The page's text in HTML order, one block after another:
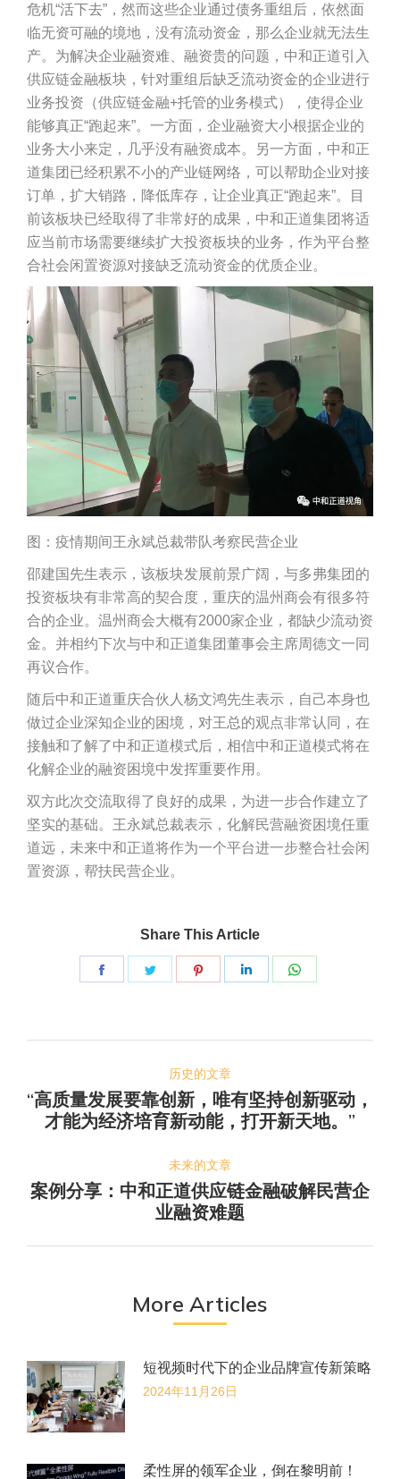
危机“活下去”，然而这些企业通过债务重组后，依然面
临无资可融的境地，没有流动资金，那么企业就无法生
产。为解决企业融资难、融资贵的问题，中和正道引入
供应链金融板块，针对重组后缺乏流动资金的企业进行
业务投资（供应链金融+托管的业务模式），使得企业
能够真正“跑起来”。一方面，企业融资大小根据企业的
业务大小来定，几乎没有融资成本。另一方面，中和正
道集团已经积累不小的产业链网络，可以帮助企业对接
订单，扩大销路，降低库存，让企业真正“跑起来”。目
前该板块已经取得了非常好的成果，中和正道集团将适
应当前市场需要继续扩大投资板块的业务，作为平台整
合社会闲置资源对接缺乏流动资金的优质企业。
图：疫情期间王永斌总裁带队考察民营企业
邵建国先生表示，该板块发展前景广阔，与多弗集团的
投资板块有非常高的契合度，重庆的温州商会有很多符
合的企业。温州商会大概有2000家企业，都缺少流动资
金。并相约下次与中和正道集团董事会主席周德文一同
再议合作。
随后中和正道重庆合伙人杨文鸿先生表示，自己本身也
做过企业深知企业的困境，对王总的观点非常认同，在
接触和了解了中和正道模式后，相信中和正道模式将在
化解企业的融资困境中发挥重要作用。
双方此次交流取得了良好的成果，为进一步合作建立了
坚实的基础。王永斌总裁表示，化解民营融资困境任重
道远，未来中和正道将作为一个平台进一步整合社会闲
置资源，帮扶民营企业。
Share This Article
Share
Share
Share
Share
章
导
历史的文章
历
史
章：
“高质量发展要靠创新，唯有坚持创新驱动，
才能为经济培育新动能，打开新天地。”
未来的文章
未
来
的
案例分享：中和正道供应链金融破解民营企
业融资难题
More Articles
短视频时代下的企业品牌宣传新策略
2024年11月26日
柔性屏的领军企业，倒在黎明前！